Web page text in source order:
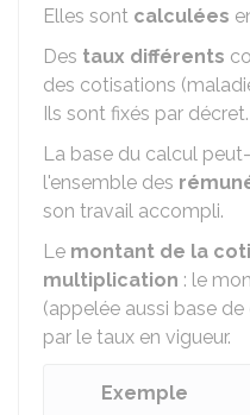
Elles sont calculées
Des taux différents
des cotisations
Ils sont fixés par décret.
La base du calcul
l'ensemble des
son travail accompli.
Le montant de la
multiplication : le
(appelée aussi base
par le taux en vigueur.
Exemple